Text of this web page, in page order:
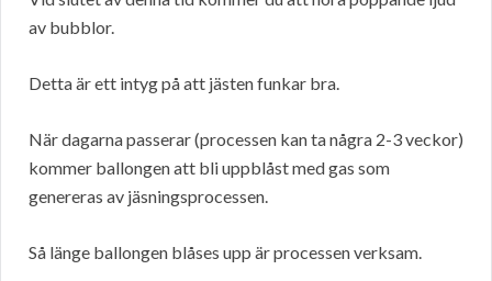
av bubblor.
Detta är ett intyg på att jästen funkar bra.
När dagarna passerar (processen kan ta några 2-3 veckor)
kommer ballongen att bli uppblåst med gas som
genereras av jäsningsprocessen.
Så länge ballongen blåses upp är processen verksam.